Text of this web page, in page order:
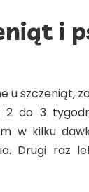
i
u szczeniąt,
do 3
w kilku
Drugi raz